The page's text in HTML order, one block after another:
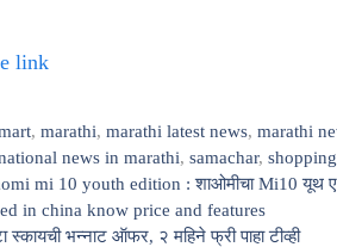
link
,marathi,marathi latest news,marathi
news in marathi, samachar, shopping
mi 10 youth edition : शाओमीचा Mi10 यूथ
in china know price and features
स्कायची भन्नाट ऑफर, २ महिने फ्री पाहा टीव्ही